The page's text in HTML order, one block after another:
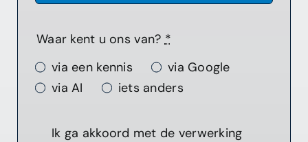
Waar kent u ons van? *
via een kennis
via Google
via AI
iets anders
Ik ga akkoord met de verwerking